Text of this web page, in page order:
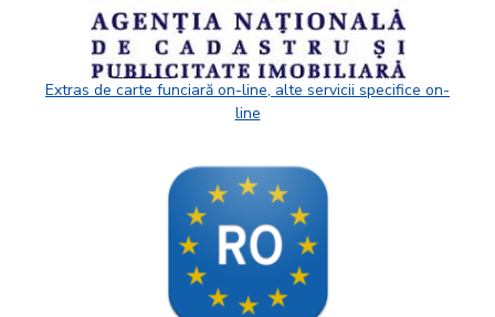
Extras de carte funciară on-line, alte servicii specifice on-
line